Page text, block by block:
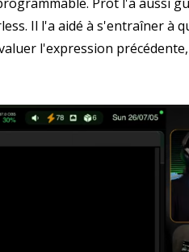
Prot l'a aussi
Il l'a aidé à s'entraîner à
l'expression précédente,